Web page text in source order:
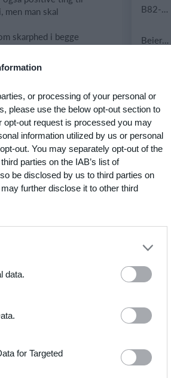
or processing of your personal or
please use the below opt-out section to
out request is processed you may
information utilized by us or personal
out. You may separately opt-out of the
parties on the IAB’s list of
be disclosed by us to third parties on
further disclose it to other third
data.
for Targeted
man skal
skarphed i begge
B82-Fodbold-Fitness-U50
Beierholm - Fodbold
+47 Sæson 2026
21. juni